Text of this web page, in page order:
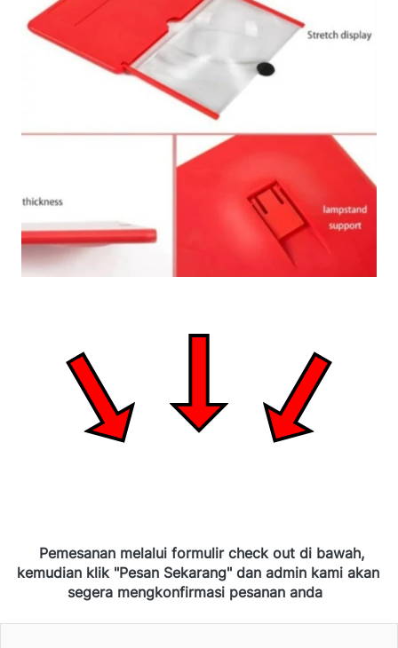
Pemesanan melalui formulir check out di bawah,
kemudian klik "Pesan Sekarang" dan admin kami akan
segera mengkonfirmasi pesanan anda